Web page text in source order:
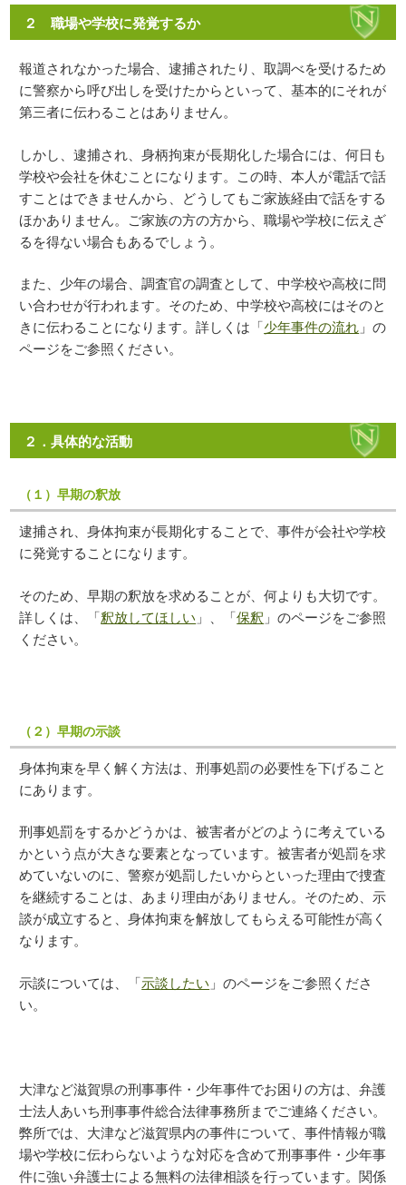
２ 職場や学校に発覚するか
報道されなかった場合、逮捕されたり、取調べを受けるため
に警察から呼び出しを受けたからといって、基本的にそれが
第三者に伝わることはありません。
しかし、逮捕され、身柄拘束が長期化した場合には、何日も
学校や会社を休むことになります。この時、本人が電話で話
すことはできませんから、どうしてもご家族経由で話をする
ほかありません。ご家族の方の方から、職場や学校に伝えざ
るを得ない場合もあるでしょう。
また、少年の場合、調査官の調査として、中学校や高校に問
い合わせが行われます。そのため、中学校や高校にはそのと
きに伝わることになります。詳しくは「少年事件の流れ 」の
ページをご参照ください。
２．具体的な活動
（１）早期の釈放
逮捕され、身体拘束が長期化することで、事件が会社や学校
に発覚することになります。
そのため、早期の釈放を求めることが、何よりも大切です。
詳しくは、「釈放してほしい 」、「保釈 」のページをご参照
ください。
（２）早期の示談
身体拘束を早く解く方法は、刑事処罰の必要性を下げること
にあります。
刑事処罰をするかどうかは、被害者がどのように考えている
かという点が大きな要素となっています。被害者が処罰を求
めていないのに、警察が処罰したいからといった理由で捜査
を継続することは、あまり理由がありません。そのため、示
談が成立すると、身体拘束を解放してもらえる可能性が高く
なります。
示談については、「示談したい 」のページをご参照くださ
い。
大津など滋賀県の刑事事件・少年事件でお困りの方は、弁護
士法人あいち刑事事件総合法律事務所までご連絡ください。
弊所では、大津など滋賀県内の事件について、事件情報が職
場や学校に伝わらないような対応を含めて刑事事件・少年事
件に強い弁護士による無料の法律相談を行っています。関係